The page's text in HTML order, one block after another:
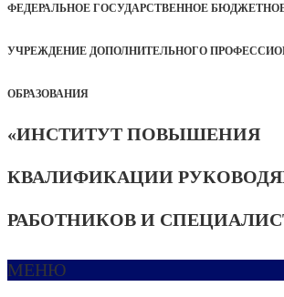
ФЕДЕРАЛЬНОЕ ГОСУДАРСТВЕННОЕ
УЧРЕЖДЕНИЕ ДОПОЛНИТЕЛЬНОГО
ОБРАЗОВАНИЯ
«ИНСТИТУТ ПОВЫШЕНИЯ
КВАЛИФИКАЦИИ
РАБОТНИКОВ И
МЕНЮ